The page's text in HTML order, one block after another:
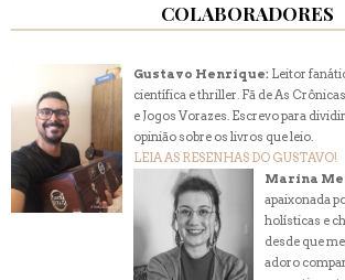
COLABORADORES
Gustavo Henrique: Leitor
científica e thriller. Fã de As
e Jogos Vorazes. Escrevo para
opinião sobre os livros que leio.
LEIA AS RESENHAS DO GUSTAVO!
Marina
apaixonada
holísticas e
desde que
adoro